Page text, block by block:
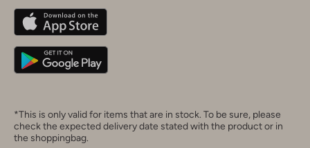
Belgique(Français)
Deutschland
*This is only valid for items that are in stock. To be sure, please
check the expected delivery date stated with the product or in
the shoppingbag.